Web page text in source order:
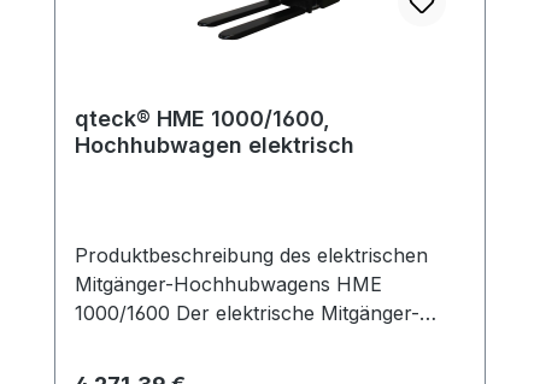
qteck® HME 1000/1600,
Hochhubwagen elektrisch
Produktbeschreibung des elektrischen
Mitgänger-Hochhubwagens HME
1000/1600 Der elektrische Mitgänger-
unverzichtbares Werkzeug für die